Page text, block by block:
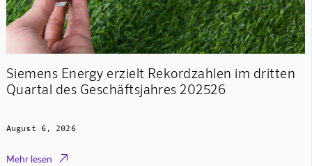
Siemens Energy erzielt Rekordzahlen im dritten
Quartal des Geschäftsjahres 202526
August 6, 2026
Mehr lesen 